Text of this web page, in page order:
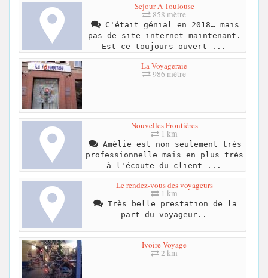
Sejour A Toulouse
858 mètre
C'était génial en 2018… mais
pas de site internet maintenant.
Est-ce toujours ouvert ...
La Voyageraie
986 mètre
Nouvelles Frontières
1 km
Amélie est non seulement très
professionnelle mais en plus très
à l'écoute du client ...
Le rendez-vous des voyageurs
1 km
Très belle prestation de la
part du voyageur..
Ivoire Voyage
2 km